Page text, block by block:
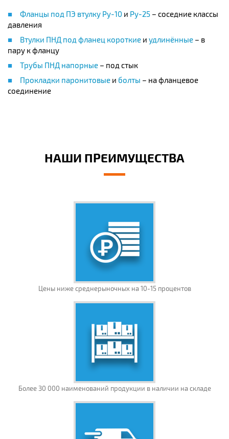
Фланцы под ПЭ втулку Ру-10 и Ру-25 – соседние классы
давления
Втулки ПНД под фланец короткие и удлинённые – в
пару к фланцу
Трубы ПНД напорные – под стык
Прокладки паронитовые и болты – на фланцевое
соединение
НАШИ ПРЕИМУЩЕСТВА
Цены ниже среднерыночных на 10-15 процентов
Более 30 000 наименований продукции в наличии на складе